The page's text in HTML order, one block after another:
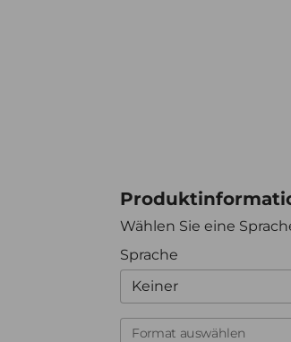
Wählen Sie eine
Sprache
Keiner
Format auswählen